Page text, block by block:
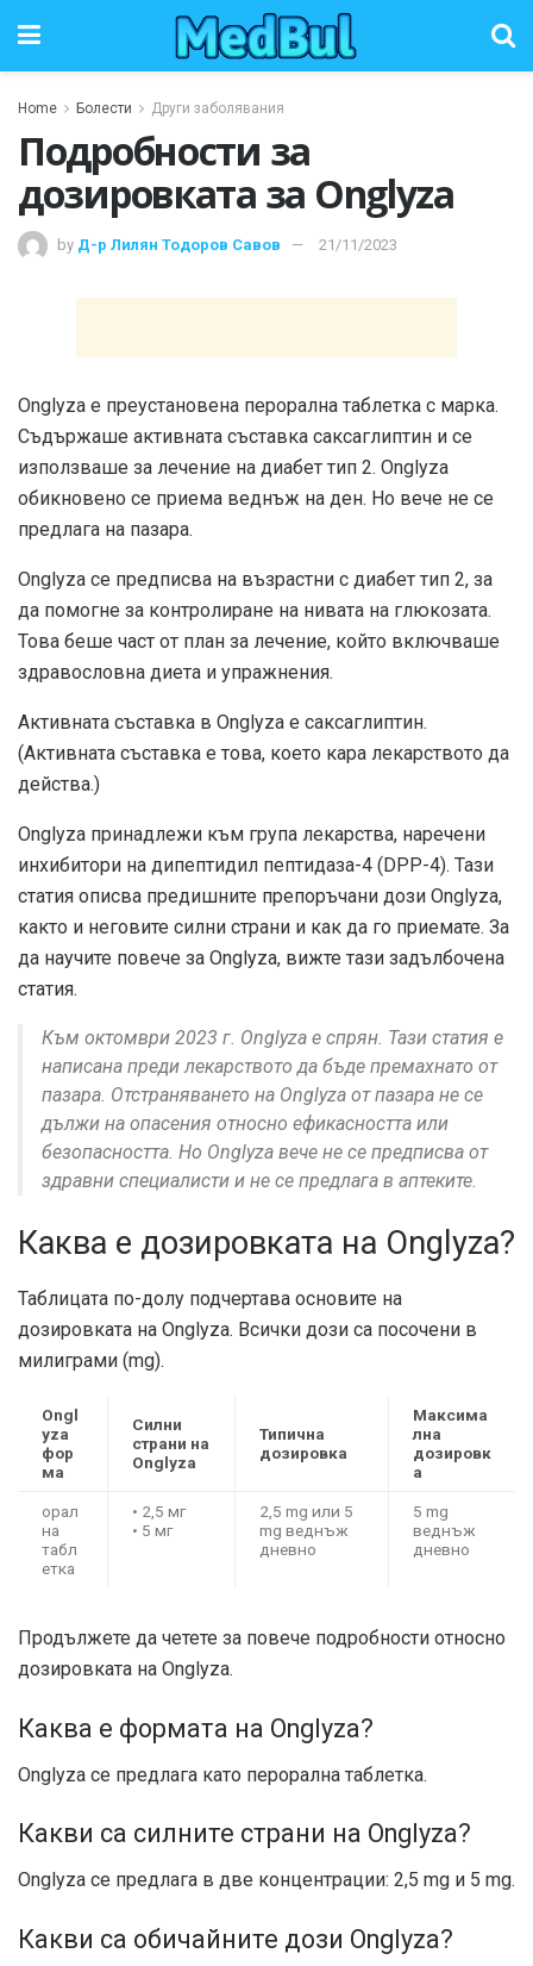
Home Болести Други заболявания
Подробности за
дозировката за Onglyza
by Д-р Лилян Тодоров Савов 21/11/2023
Onglyza е преустановена перорална таблетка с марка.
Съдържаше активната съставка саксаглиптин и се
използваше за лечение на диабет тип 2. Onglyza
обикновено се приема веднъж на ден. Но вече не се
предлага на пазара.
Onglyza се предписва на възрастни с диабет тип 2, за
да помогне за контролиране на нивата на глюкозата.
Това беше част от план за лечение, който включваше
здравословна диета и упражнения.
Активната съставка в Onglyza е саксаглиптин.
(Активната съставка е това, което кара лекарството да
действа.)
Onglyza принадлежи към група лекарства, наречени
инхибитори на дипептидил пептидаза-4 (DPP-4). Тази
статия описва предишните препоръчани дози Onglyza,
както и неговите силни страни и как да го приемате. За
да научите повече за Onglyza, вижте тази задълбочена
статия.
Към октомври 2023 г. Onglyza е спрян. Тази статия е
написана преди лекарството да бъде премахнато от
пазара. Отстраняването на Onglyza от пазара не се
дължи на опасения относно ефикасността или
безопасността. Но Onglyza вече не се предписва от
здравни специалисти и не се предлага в аптеките.
Каква е дозировката на Onglyza?
Таблицата по-долу подчертава основите на
дозировката на Onglyza. Всички дози са посочени в
милиграми (mg).
Ongl
yza
фор
ма
Силни
страни на
Onglyza
Типична
дозировка
Максима
лна
дозировк
а
орал
на
табл
етка
• 2,5 мг
• 5 мг
2,5 mg или 5
mg веднъж
дневно
5 mg
веднъж
дневно
Продължете да четете за повече подробности относно
дозировката на Onglyza.
Каква е формата на Onglyza?
Onglyza се предлага като перорална таблетка.
Какви са силните страни на Onglyza?
Onglyza се предлага в две концентрации: 2,5 mg и 5 mg.
Какви са обичайните дози Onglyza?